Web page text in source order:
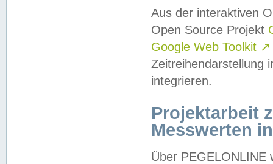
Aus der interaktiven
Open Source Projekt
Google Web Toolkit ↗
Zeitreihendarstellung
integrieren.
Projektarbeit
Messwerten
Über PEGELONLINE